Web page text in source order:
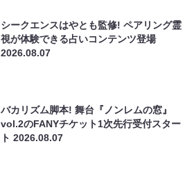
シークエンスはやとも監修! ペアリング霊
視が体験できる占いコンテンツ登場
2026.08.07
バカリズム脚本! 舞台『ノンレムの窓』
vol.2のFANYチケット1次先行受付スター
ト2026.08.07